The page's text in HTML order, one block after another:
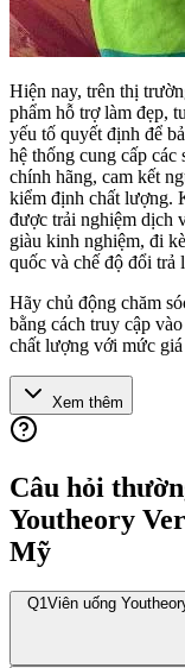
Hiện nay, trên thị
phẩm hỗ trợ làm đẹp,
yếu tố quyết định để
hệ thống cung cấp các
chính hãng, cam kết
kiểm định chất lượng.
được trải nghiệm dịch
giàu kinh nghiệm, đi
quốc và chế độ đổi trả
Hãy chủ động chăm
bằng cách truy cập
chất lượng với mức
Xem thêm
Câu hỏi
Youtheory
Mỹ
Q1Viên uống